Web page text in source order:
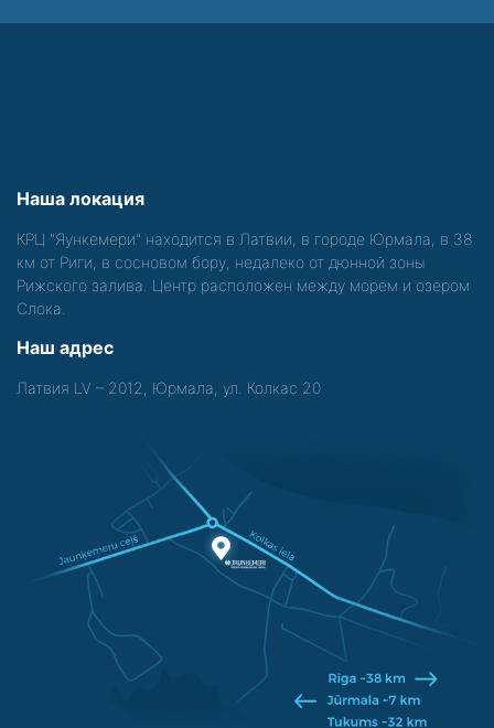
Наша локация
КРЦ "Яункемери" находится в Латвии, в городе Юрмала, в 38
км от Риги, в сосновом бору, недалеко от дюнной зоны
Рижского залива. Центр расположен между морем и озером
Слока.
Наш адрес
Латвия LV – 2012, Юрмала, ул. Колкас 20